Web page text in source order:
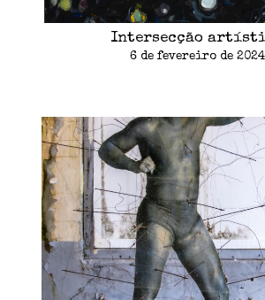
Intersecção
6 de fevereiro de 2024